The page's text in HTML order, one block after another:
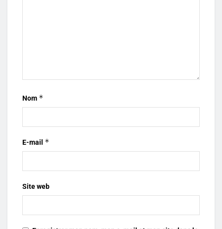
Nom *
E-mail *
Site web